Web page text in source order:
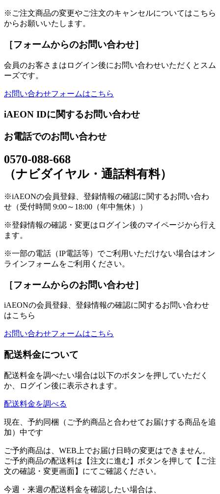
※ご注文商品の変更やご注文のキャンセルについてはこちら
からお願いいたします。
［フォームからのお問い合わせ］
会員のお客さまはログイン後にお問い合わせいただくとスム
ーズです。
お問い合わせフォームはこちら
iAEON IDに関するお問い合わせ
お電話でのお問い合わせ
0570-088-668
（ナビダイヤル・通話料有料）
※iAEONの会員登録、登録情報の確認に関するお問い合わ
せ（受付時間 9:00～18:00（年中無休））
※登録情報の確認・変更はログイン後のマイページから行え
ます。
※一部の電話（IP電話等）でご利用いただけない場合はオン
ラインフォームをご利用ください。
［フォームからのお問い合わせ］
iAEONの会員登録、登録情報の確認に関するお問い合わせ
はこちら
お問い合わせフォームはこちら
配送料金について
配送料金を調べたい場合は以下のボタンを押していただく
か、ログイン後に表示されます。
配送料金を調べる
現在、予約同梱（ご予約商品と合わせてお届けする商品を追
加）中です
ご予約商品は、WEB上でお届け日時の変更はできません。
ご予約商品の配送料は【注文に進む】ボタンを押して【ご注
文の確認・変更画面】にてご確認ください。
今週・来週の配送料金を確認したい場合は、